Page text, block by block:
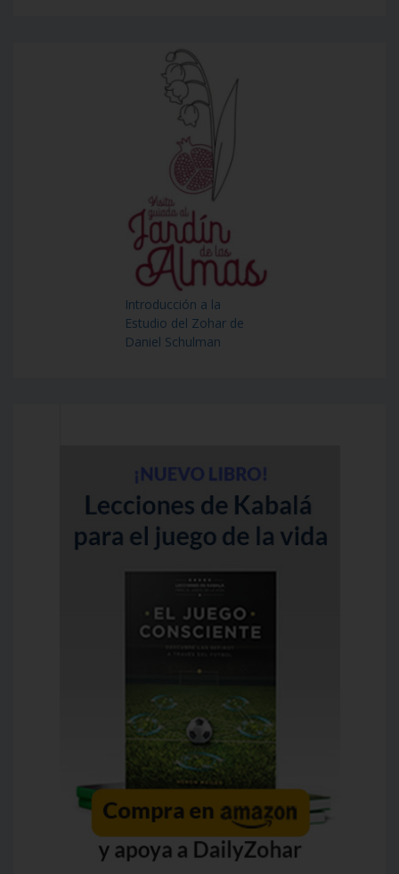
Introducción a la
Estudio del Zohar de
Daniel Schulman